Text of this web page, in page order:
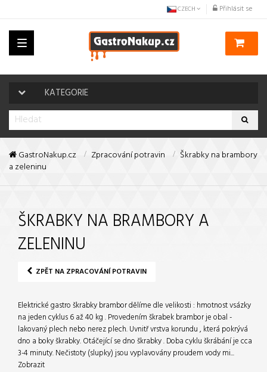
Přihlásit se
CZECH
Toggle
navigation
KATEGORIE
GastroNakup.cz Zpracování potravin
Škrabky na brambory
a zeleninu
ŠKRABKY NA BRAMBORY A
ZELENINU
ZPĚT NA ZPRACOVÁNÍ POTRAVIN
Elektrické gastro škrabky brambor dělíme dle velikosti : hmotnost vsázky
na jeden cyklus 6 až 40 kg . Provedením škrabek brambor je obal -
lakovaný plech nebo nerez plech. Uvnitř vrstva korundu , která pokrývá
dno a boky škrabky. Otáčející se dno škrabky . Doba cyklu škrábání je cca
3-4 minuty. Nečistoty (slupky) jsou vyplavovány proudem vody mi...
Zobrazit